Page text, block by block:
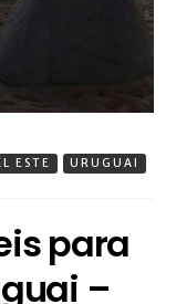
ESTE URUGUAI
para
–